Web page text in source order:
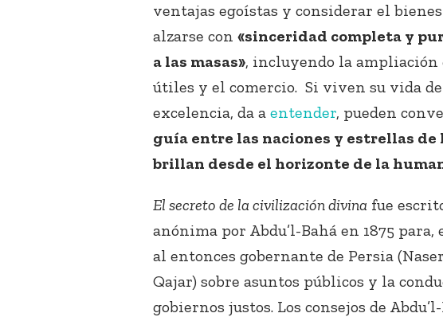
ventajas egoístas y considerar el
alzarse con «sinceridad completa y
a las masas», incluyendo la ampliación
útiles y el comercio. Si viven su vida
excelencia, da a entender, pueden
guía entre las naciones y estrellas de
brillan desde el horizonte de la
El secreto de la civilización divina fue
anónima por Abdu’l-Bahá en 1875 para,
al entonces gobernante de Persia
Qajar) sobre asuntos públicos y la
gobiernos justos. Los consejos de